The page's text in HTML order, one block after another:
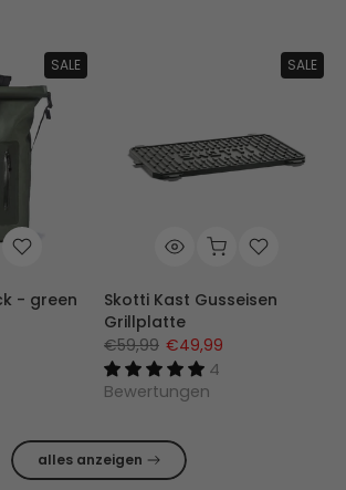
SALE
- green
SALE
Skotti Kast Gusseisen
Grillplatte
€59,99 €49,99
4
Bewertungen
alles anzeigen